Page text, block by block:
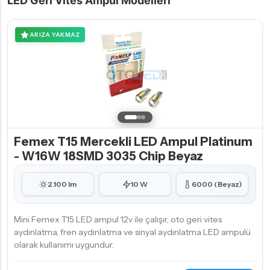
ARIZA YAKMAZ
Femex T15 Mercekli LED Ampul Platinum
- W16W 18SMD 3035 Chip Beyaz
2.100 lm 10 W 6000 (Beyaz)
Mini Femex T15 LED ampul 12v ile çalışır, oto geri vites
aydınlatma, fren aydınlatma ve sinyal aydınlatma LED ampulü
olarak kullanımı uygundur.